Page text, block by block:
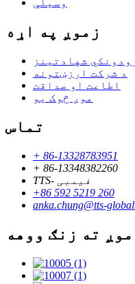
وسیلې
زموږ په اړه
شهادتینز
د شرکت ارزښتونه
اطاعت او صداقت
موږ څوک یو
تماس
+ 86-13328783951
+ 86-13348382260
TTS- فیمبی
+86 592 5219 260
anka.chung@tts-
موږ ته زنګ ووهه